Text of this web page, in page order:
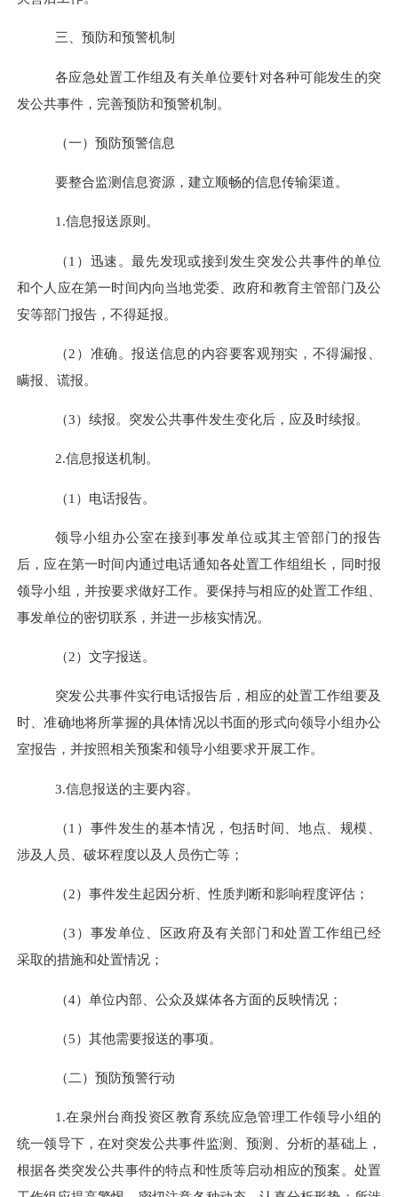
三、预防和预警机制
各应急处置工作组及有关单位要针对各种可能发生的突
发公共事件，完善预防和预警机制。
（一）预防预警信息
要整合监测信息资源，建立顺畅的信息传输渠道。
1.信息报送原则 。
（1 ）迅速。最先发现或接到发生突发公共事件的单位
和个人应在第一时间内向当地党委、政府和教育主管部门及公
安等部门报告，不得延报。
（2 ）准确。报送信息的内容要客观翔实，不得漏报、
瞒报、谎报。
（3）续报。突发公共事件发生变化后，应及时续报。
2.信息报送机制 。
（1 ）电话报告。
领导小组办公室在接到事发单位或其主管部门的报告
后，应在第一时间内通过电话通知各处置工作组组长，同时报
领导小组，并按要求做好工作。要保持与相应的处置工作组、
事发单位的密切联系，并进一步核实情况。
（2）文字报送。
突发公共事件实行电话报告后，相应的处置工作组要及
时、准确地将所掌握的具体情况以书面的形式向领导小组办公
室报告，并按照相关预案和领导小组要求开展工作。
3.信息报送的主要内容。
（1 ）事件发生的基本情况，包括时间、地点、规模、
涉及人员、破坏程度以及人员伤亡等；
（2）事件发生起因分析、性质判断和影响程度评估；
（3 ）事发单位、区政府及有关部门和处置工作组已经
采取的措施和处置情况；
（4）单位内部、 公众及媒体各方面的反映情况；
（5）其他需要报送的事项。
（二）预防预警行动
1.在泉州台商投资区教育系统应急管理工作领导小组的
统一领导下，在对突发公共事件监测、预测、分析的基础上，
根据各类突发公共事件的特点和性质等启动相应的预案。处置